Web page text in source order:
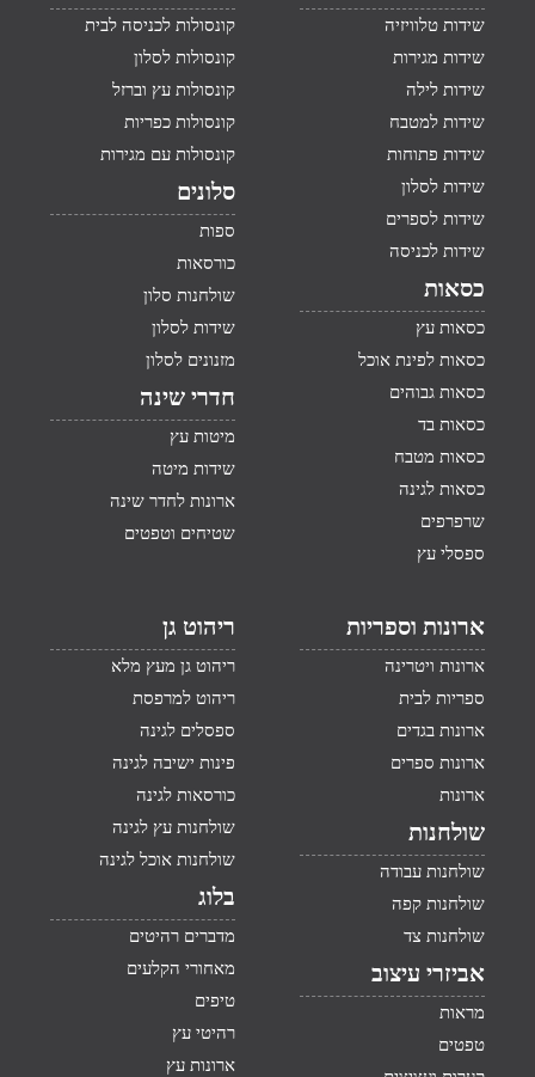
שידות טלוויזיה
שידות מגירות
שידות לילה
שידות למטבח
שידות פתוחות
שידות לסלון
שידות לספרים
שידות לכניסה
כסאות
כסאות עץ
כסאות לפינת אוכל
כסאות גבוהים
כסאות בד
כסאות מטבח
כסאות לגינה
שרפרפים
ספסלי עץ
קונסולות לכניסה לבית
קונסולות לסלון
קונסולות עץ וברזל
קונסולות כפריות
קונסולות עם מגירות
סלונים
ספות
כורסאות
שולחנות סלון
שידות לסלון
מזנונים לסלון
חדרי שינה
מיטות עץ
שידות מיטה
ארונות לחדר שינה
שטיחים וטפטים
ארונות וספריות
ארונות ויטרינה
ספריות לבית
ארונות בגדים
ארונות ספרים
ארונות
שולחנות
שולחנות עבודה
שולחנות קפה
שולחנות צד
אביזרי עיצוב
מראות
טפטים
ריהוט גן
ריהוט גן מעץ מלא
ריהוט למרפסת
ספסלים לגינה
פינות ישיבה לגינה
כורסאות לגינה
שולחנות עץ לגינה
שולחנות אוכל לגינה
בלוג
מדברים רהיטים
מאחורי הקלעים
טיפים
רהיטי עץ
ארונות עץ